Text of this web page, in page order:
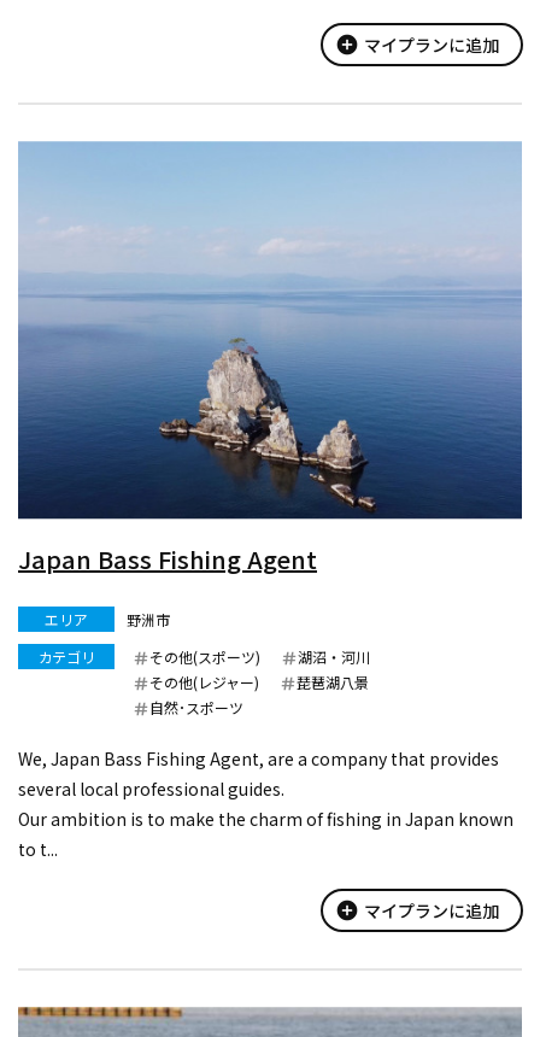
和洋それぞれの研究室、浴室、食堂等も設け、宿泊も可能な研
add_circle マイプランに追加
Japan Bass Fishing Agent
エリア
野洲市
カテゴリ
その他(スポーツ)
湖沼・河川
その他(レジャー)
琵琶湖八景
自然･スポーツ
We, Japan Bass Fishing Agent, are a company that provides
several local professional guides.
Our ambition is to make the charm of fishing in Japan known
to t...
add_circle マイプランに追加